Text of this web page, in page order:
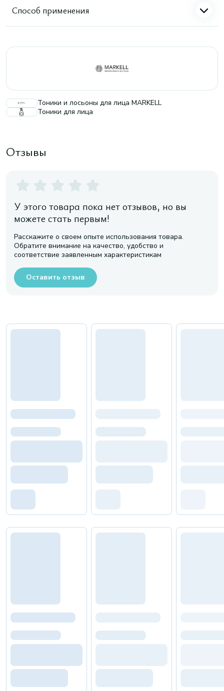
Способ применения
Тоники и лосьоны для лица MARKELL
Тоники для лица
Отзывы
У этого товара пока нет отзывов, но вы
можете стать первым!
Расскажите о своем опыте использования товара.
Обратите внимание на качество, удобство и
соответствие заявленным характеристикам
Оставить отзыв